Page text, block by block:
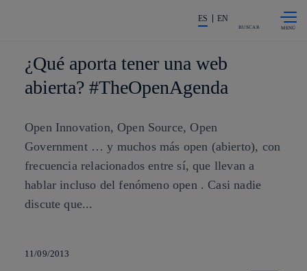
La acción en accionistas e
ES EN
BUSCAR
¿Qué aporta tener una web
abierta? #TheOpenAgenda
Open Innovation, Open Source, Open
Government … y muchos más open (abierto), con
frecuencia relacionados entre sí, que llevan a
hablar incluso del fenómeno open . Casi nadie
discute que...
11/09/2013